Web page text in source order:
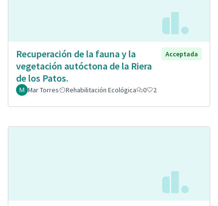
Recuperación de la fauna y la
vegetación autóctona de la Riera
de los Patos.
Acceptada
Mar Torres Rehabilitación Ecológica 0 2